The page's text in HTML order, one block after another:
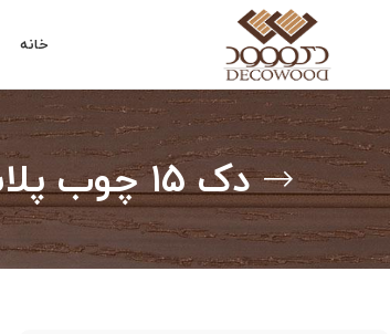
خانه
دک ۱۵ چوب پلاست دکووود